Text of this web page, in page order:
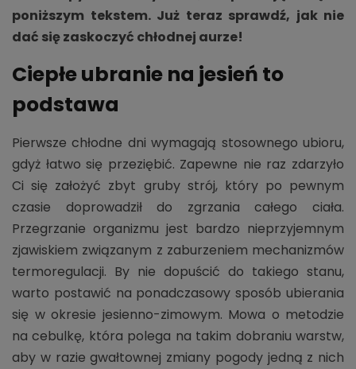
poniższym tekstem. Już teraz sprawdź, jak nie
dać się zaskoczyć chłodnej aurze!
Ciepłe ubranie na jesień to
podstawa
Pierwsze chłodne dni wymagają stosownego ubioru,
gdyż łatwo się przeziębić. Zapewne nie raz zdarzyło
Ci się założyć zbyt gruby strój, który po pewnym
czasie doprowadził do zgrzania całego ciała.
Przegrzanie organizmu jest bardzo nieprzyjemnym
zjawiskiem związanym z zaburzeniem mechanizmów
termoregulacji. By nie dopuścić do takiego stanu,
warto postawić na ponadczasowy sposób ubierania
się w okresie jesienno-zimowym. Mowa o metodzie
na cebulkę, która polega na takim dobraniu warstw,
aby w razie gwałtownej zmiany pogody jedną z nich